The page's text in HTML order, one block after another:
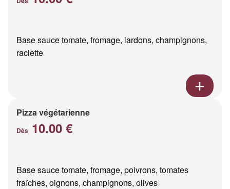
Base sauce tomate, fromage, lardons, champignons,
raclette
Pizza végétarienne
Dès 10.00 €
Base sauce tomate, fromage, poivrons, tomates
fraîches, oignons, champignons, olives